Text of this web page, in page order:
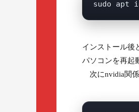
インストール後
パソコンを再起
次にnvidia関係